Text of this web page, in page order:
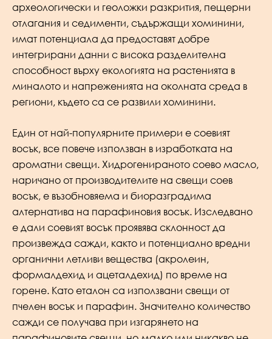
археологически и геоложки разкрития, пещерни
отлагания и седименти, съдържащи хоминини,
имат потенциала да предоставят добре
интегрирани данни с висока разделителна
способност върху екологията на растенията в
миналото и напреженията на околната среда в
региони, където са се развили хоминини.
Един от най-популярните примери е соевият
восък, все повече използван в изработката на
ароматни свещи. Хидрогенираното соево масло,
наричано от производителите на свещи соев
восък, е възобновяема и биоразградима
алтернатива на парафиновия восък. Изследвано
е дали соевият восък проявява склонност да
произвежда сажди, както и потенциално вредни
органични летливи вещества (акролеин,
формалдехид и ацеталдехид) по време на
горене. Като еталон са използвани свещи от
пчелен восък и парафин. Значително количество
сажди се получава при изгарянето на